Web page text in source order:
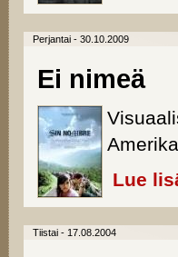
Perjantai - 30.10.2009
Ei nimeä
Lue
Tiistai - 17.08.2004